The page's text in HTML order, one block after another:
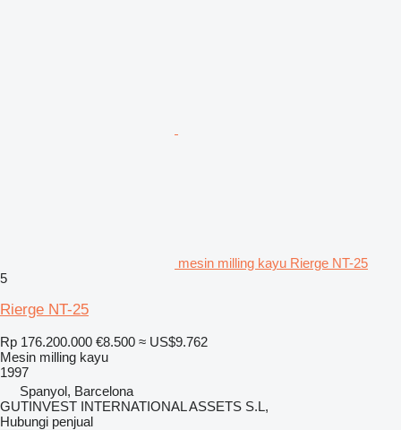
mesin milling kayu Rierge NT-25
5
Rierge NT-25
Rp 176.200.000 €8.500 ≈ US$9.762
Mesin milling kayu
1997
Spanyol, Barcelona
GUTINVEST INTERNATIONAL ASSETS S.L,
Hubungi penjual